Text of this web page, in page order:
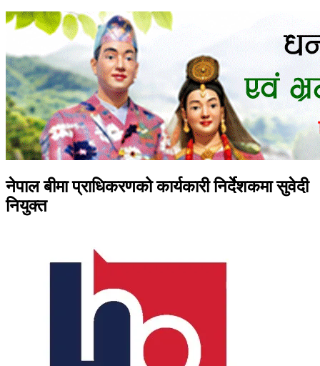
नेपाल बीमा प्राधिकरणको कार्यकारी निर्देशकमा सुवेदी
नियुक्त